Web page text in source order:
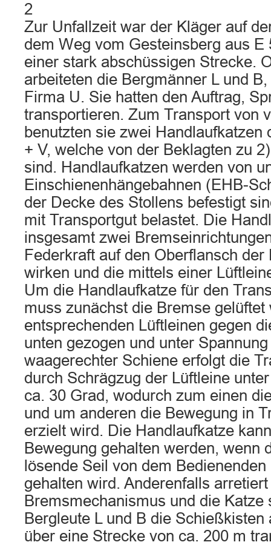
2
Zur Unfallzeit war der Kläger auf
dem Weg vom Gesteinsberg aus E
einer stark abschüssigen Strecke.
arbeiteten die Bergmänner L und
Firma U. Sie hatten den Auftrag,
transportieren. Zum Transport von
benutzten sie zwei Handlaufkatzen
+ V, welche von der Beklagten zu
sind. Handlaufkatzen werden von
Einschienenhängebahnen (EHB-
der Decke des Stollens befestigt
mit Transportgut belastet. Die
insgesamt zwei
Federkraft auf den Oberflansch der
wirken und die mittels einer
Um die Handlaufkatze für den
muss zunächst die Bremse
entsprechenden Lüftleinen gegen
unten gezogen und unter
waagerechter Schiene erfolgt die
durch Schrägzug der Lüftleine
ca. 30 Grad, wodurch zum einen
und um anderen die Bewegung in
erzielt wird. Die Handlaufkatze
Bewegung gehalten werden, wenn
lösende Seil von dem
gehalten wird. Anderenfalls
Bremsmechanismus und die Katze
Bergleute L und B die
über eine Strecke von ca. 200 m